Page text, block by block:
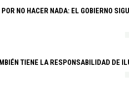
NO HACER NADA: EL GOBIERNO
TIENE LA RESPONSABILIDAD DE